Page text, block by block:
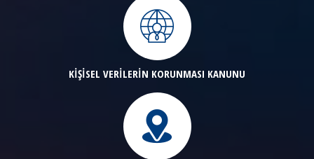
KİŞİSEL VERİLERİN KORUNMASI KANUNU